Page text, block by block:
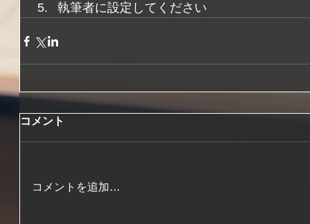
執筆者に設定してください
コメント
コメントを追加…